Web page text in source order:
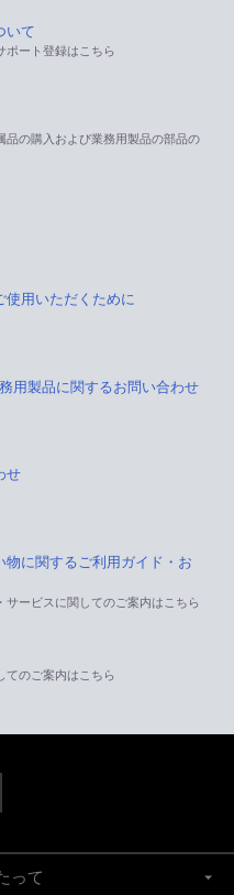
いて
ポート登録はこちら
品の購入および業務用製品の部品の
使用いただくために
用製品に関するお問い合わせ
せ
物に関するご利用ガイド・お
サービスに関してのご案内はこちら
てのご案内はこちら
って